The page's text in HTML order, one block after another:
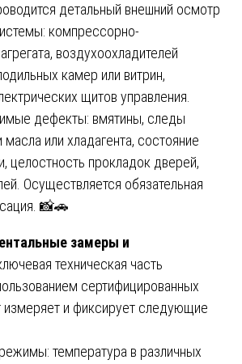
детальный внешний осмотр
компрессорно-
воздухоохладителей
камер или витрин,
щитов управления.
дефекты: вмятины, следы
масла или хладагента, состояние
целостность прокладок дверей,
Осуществляется обязательная
📸🚗
замеры и
техническая часть
сертифицированных
измеряет и фиксирует следующие
температура в различных